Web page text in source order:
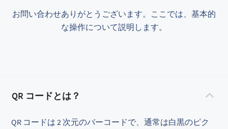
お問い合わせありがとうございます。ここでは、基本的
な操作について説明します。
QR コードとは？
QR コードは 2 次元のバーコードで、通常は白黒のピク